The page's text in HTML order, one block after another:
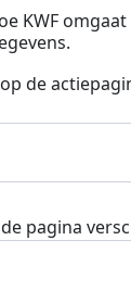
KWF
de
pagina